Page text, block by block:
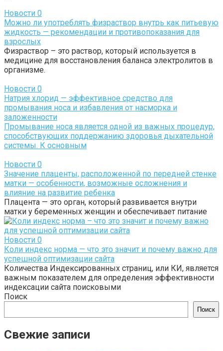
Новости 0
Можно ли употреблять физраствор внутрь как питьевую
жидкость — рекомендации и противопоказания для
взрослых
Физраствор – это раствор, который используется в
медицине для восстановления баланса электролитов в
организме.
Новости 0
Натрия хлорид — эффективное средство для
промывания носа и избавления от насморка и
заложенности
Промывание носа является одной из важных процедур,
способствующих поддержанию здоровья дыхательной
системы. К основным
Новости 0
Значение плаценты, расположенной по передней стенке
матки — особенности, возможные осложнения и
влияние на развитие ребенка
Плацента — это орган, который развивается внутри
матки у беременных женщин и обеспечивает питание
Новости 0
Коли индекс норма — что это значит и почему важно для
успешной оптимизации сайта
Количества Индексированных страниц, или КИ, является
важным показателем для определения эффективности
индексации сайта поисковыми
Поиск
Поиск
Свежие записи